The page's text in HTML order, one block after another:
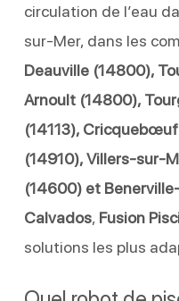
circulation de l’eau
sur-Mer, dans les
Deauville (14800),
Arnoult (14800),
(14113),
(14910), Villers-sur-
(14600) et
Calvados, Fusion
solutions les plus